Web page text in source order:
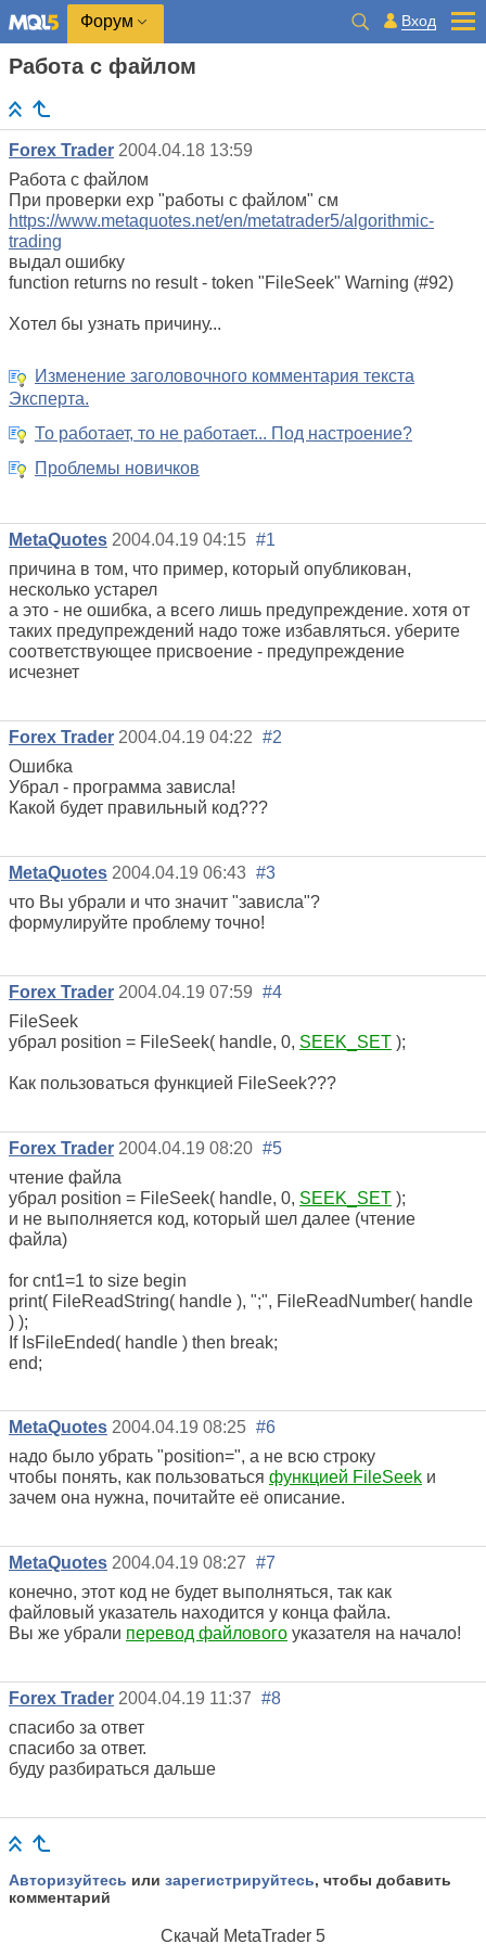
Форум Вход
Работа с файлом
Forex Trader 2004.04.18 13:59
Работа с файлом
При проверки exp "работы с файлом" см
https://www.metaquotes.net/en/metatrader5/algorithmic-
trading
выдал ошибку
function returns no result - token "FileSeek" Warning (#92)
Хотел бы узнать причину...
Изменение заголовочного комментария текста
Эксперта.
То работает, то не работает... Под настроение?
Проблемы новичков
MetaQuotes 2004.04.19 04:15 #1
причина в том, что пример, который опубликован,
несколько устарел
а это - не ошибка, а всего лишь предупреждение. хотя от
таких предупреждений надо тоже избавляться. уберите
соответствующее присвоение - предупреждение
исчезнет
Forex Trader 2004.04.19 04:22 #2
Ошибка
Убрал - программа зависла!
Какой будет правильный код???
MetaQuotes 2004.04.19 06:43 #3
что Вы убрали и что значит "зависла"?
формулируйте проблему точно!
Forex Trader 2004.04.19 07:59 #4
FileSeek
убрал position = FileSeek( handle, 0, SEEK_SET );
Как пользоваться функцией FileSeek???
Forex Trader 2004.04.19 08:20 #5
чтение файла
убрал position = FileSeek( handle, 0, SEEK_SET );
и не выполняется код, который шел далее (чтение
файла)
for cnt1=1 to size begin
print( FileReadString( handle ), ";", FileReadNumber( handle
) );
If IsFileEnded( handle ) then break;
end;
MetaQuotes 2004.04.19 08:25 #6
надо было убрать "position=", а не всю строку
чтобы понять, как пользоваться функцией FileSeek и
зачем она нужна, почитайте её описание.
MetaQuotes 2004.04.19 08:27 #7
конечно, этот код не будет выполняться, так как
файловый указатель находится у конца файла.
Вы же убрали перевод файлового указателя на начало!
Forex Trader 2004.04.19 11:37 #8
спасибо за ответ
спасибо за ответ.
буду разбираться дальше
Авторизуйтесь или зарегистрируйтесь, чтобы добавить
комментарий
Скачай MetaTrader 5